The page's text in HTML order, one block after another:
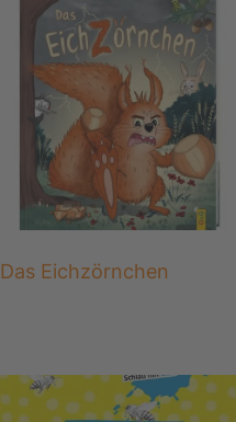
Das Eichzörnchen